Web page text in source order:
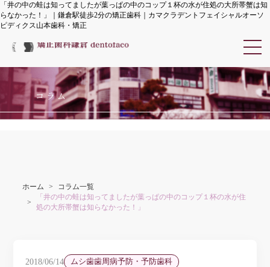
「井の中の蛙は知ってましたが葉っぱの中のコップ１杯の水が住処の大所帯蟹は知
らなかった！」｜鎌倉駅徒歩2分の矯正歯科｜カマクラデントフェイシャルオーソ
ピディクス山本歯科・矯正
カマクラデントフェイシャ
コラム
ホーム
コラム一覧
「井の中の蛙は知ってましたが葉っぱの中のコップ１杯の水が住
処の大所帯蟹は知らなかった！」
2018/06/14 ムシ歯歯周病予防・予防歯科